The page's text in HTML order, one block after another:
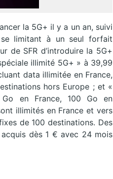
la 5G+ il y a un an, suivi
se limitant à un seul forfait
de SFR d’introduire la 5G+
illimité 5G+ » à 39,99
data illimitée en France,
hors Europe ; et «
en France, 100 Go en
illimités en France et vers
de 100 destinations. Des
dès 1 € avec 24 mois